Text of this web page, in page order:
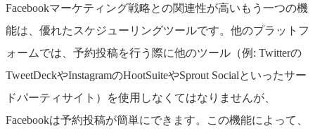
Facebookマーケティング戦略との関連性が高いもう一つの機
能は、優れたスケジューリングツールです。他のプラットフ
ォームでは、予約投稿を行う際に他のツール（例: Twitterの
TweetDeckやInstagramのHootSuiteやSprout Socialといったサー
ドパーティサイト）を使用しなくてはなりませんが、
Facebookは予約投稿が簡単にできます。この機能によって、